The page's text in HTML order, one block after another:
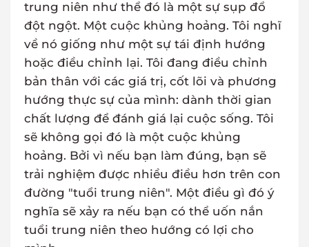
trung niên như thể đó là một sự sụp đổ
đột ngột. Một cuộc khủng hoảng. Tôi nghĩ
về nó giống như một sự tái định hướng
hoặc điều chỉnh lại. Tôi đang điều chỉnh
bản thân với các giá trị, cốt lõi và phương
hướng thực sự của mình: dành thời gian
chất lượng để đánh giá lại cuộc sống. Tôi
sẽ không gọi đó là một cuộc khủng
hoảng. Bởi vì nếu bạn làm đúng, bạn sẽ
trải nghiệm được nhiều điều hơn trên con
đường "tuổi trung niên". Một điều gì đó ý
nghĩa sẽ xảy ra nếu bạn có thể uốn nắn
tuổi trung niên theo hướng có lợi cho